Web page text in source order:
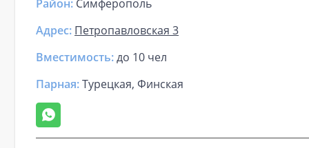
Район: Симферополь
Адрес: Петропавловская 3
Вместимость:до 10 чел
Парная:Турецкая, Финская